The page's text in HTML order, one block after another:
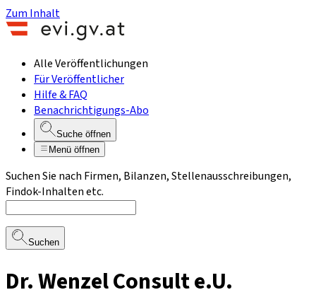
Zum Inhalt
Alle Veröffentlichungen
Für Veröffentlicher
Hilfe & FAQ
Benachrichtigungs-Abo
Suche öffnen
Menü öffnen
Suchen Sie nach Firmen, Bilanzen, Stellenausschreibungen,
Findok-Inhalten etc.
Suchen
Dr. Wenzel Consult e.U.